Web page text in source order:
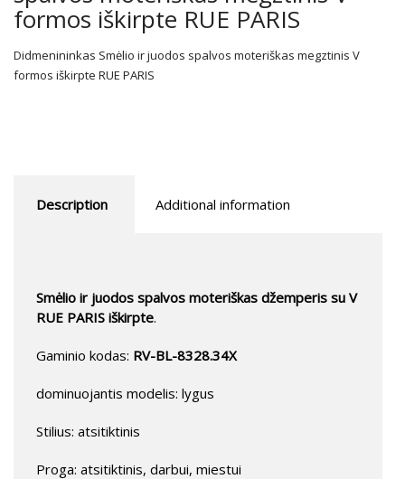
formos iškirpte RUE PARIS
Didmenininkas Smėlio ir juodos spalvos moteriškas megztinis V
formos iškirpte RUE PARIS
Description Additional information
Smėlio ir juodos spalvos moteriškas džemperis su V
RUE PARIS iškirpte.
Gaminio kodas: RV-BL-8328.34X
dominuojantis modelis: lygus
Stilius: atsitiktinis
Proga: atsitiktinis, darbui, miestui